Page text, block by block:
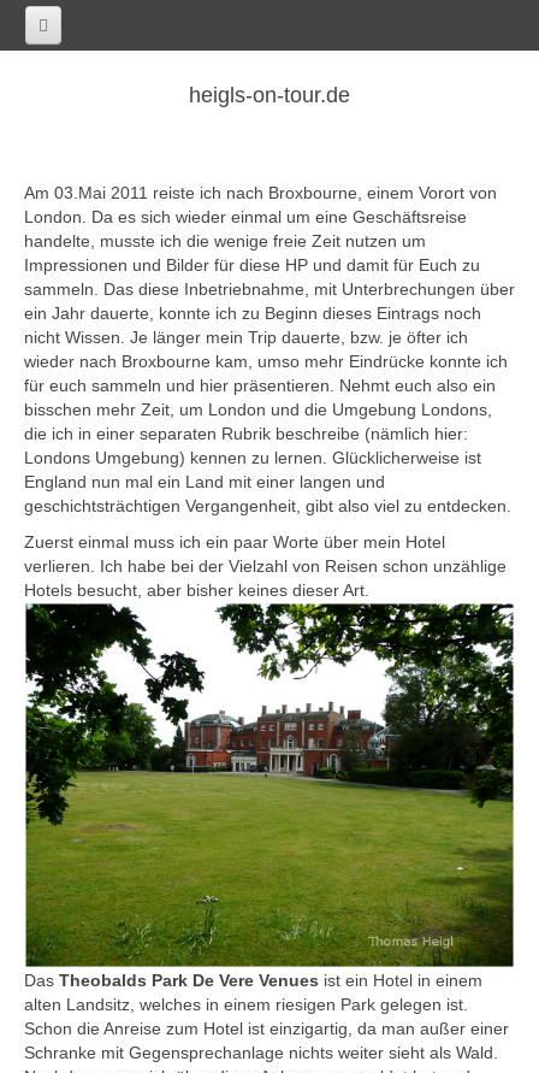
heigls-on-tour.de
Kairo
Marokko
Casablanca
Südafrika
Asien
China
Changchun
Chengdu
Chongqing und Yangtze
Guiyang
Haikou und Hongkong
Hangzhou
Jinan
Peking
Shanghai
Xi'an
Indien
Ahmedabad
Delhi
Jaipur
Israel
Tel Aviv
Am 03.Mai 2011 reiste ich nach Broxbourne, einem Vorort von
London. Da es sich wieder einmal um eine Geschäftsreise
handelte, musste ich die wenige freie Zeit nutzen um
Impressionen und Bilder für diese HP und damit für Euch zu
sammeln. Das diese Inbetriebnahme, mit Unterbrechungen über
ein Jahr dauerte, konnte ich zu Beginn dieses Eintrags noch
nicht Wissen. Je länger mein Trip dauerte, bzw. je öfter ich
wieder nach Broxbourne kam, umso mehr Eindrücke konnte ich
für euch sammeln und hier präsentieren. Nehmt euch also ein
bisschen mehr Zeit, um London und die Umgebung Londons,
die ich in einer separaten Rubrik beschreibe (nämlich hier:
Londons Umgebung) kennen zu lernen. Glücklicherweise ist
England nun mal ein Land mit einer langen und
geschichtsträchtigen Vergangenheit, gibt also viel zu entdecken.
Zuerst einmal muss ich ein paar Worte über mein Hotel
verlieren. Ich habe bei der Vielzahl von Reisen schon unzählige
Hotels besucht, aber bisher keines dieser Art.
Das Theobalds Park De Vere Venues ist ein Hotel in einem
alten Landsitz, welches in einem riesigen Park gelegen ist.
Schon die Anreise zum Hotel ist einzigartig, da man außer einer
Schranke mit Gegensprechanlage nichts weiter sieht als Wald.